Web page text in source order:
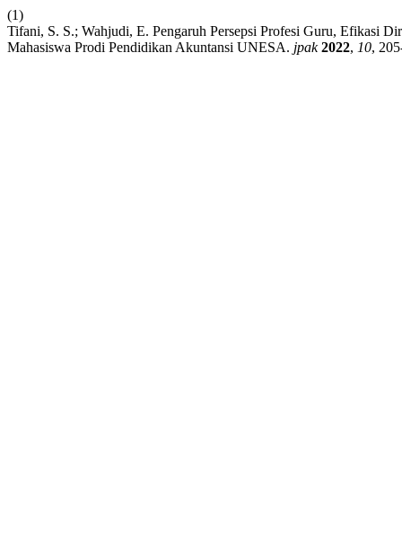
(1)
Tifani, S. S.; Wahjudi, E. Pengaruh Persepsi Profesi Guru, Efikasi
Mahasiswa Prodi Pendidikan Akuntansi UNESA. jpak 2022, 10,